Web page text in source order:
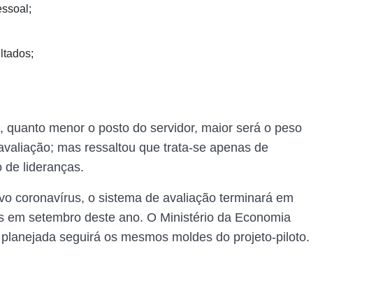
quanto menor o posto do servidor, maior será o peso
mas ressaltou que trata-se apenas de
de lideranças.
coronavírus, o sistema de avaliação terminará em
em setembro deste ano. O Ministério da Economia
seguirá os mesmos moldes do projeto-piloto.